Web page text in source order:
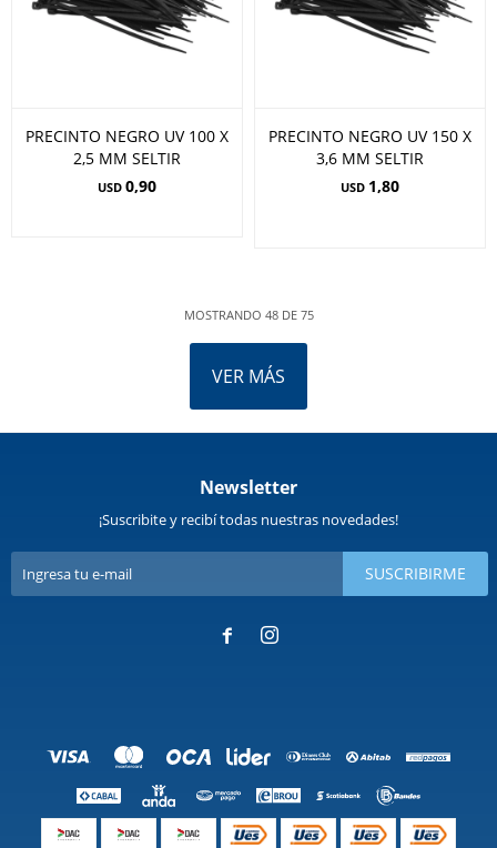
PRECINTO NEGRO UV 100 X
2,5 MM SELTIR
USD 0,90
PRECINTO NEGRO UV 150 X
3,6 MM SELTIR
USD 1,80
MOSTRANDO 48DE 75
VER MÁS
Newsletter
¡Suscribite y recibí todas nuestras novedades!
SUSCRIBIRME
 